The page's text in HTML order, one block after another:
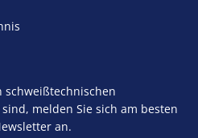
schweißtechnischen
melden Sie sich am besten
an.